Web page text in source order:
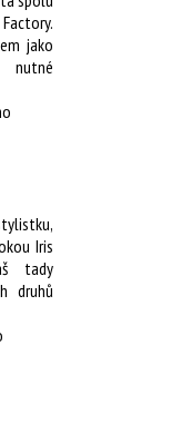
jako
nutné
Iris
tady
druhů